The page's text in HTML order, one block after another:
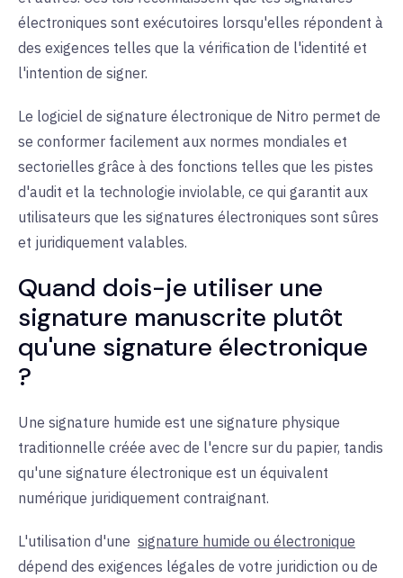
électroniques sont exécutoires lorsqu'elles répondent à
des exigences telles que la vérification de l'identité et
l'intention de signer.
Le logiciel de signature électronique de Nitro permet de
se conformer facilement aux normes mondiales et
sectorielles grâce à des fonctions telles que les pistes
d'audit et la technologie inviolable, ce qui garantit aux
utilisateurs que les signatures électroniques sont sûres
et juridiquement valables.
Quand dois-je utiliser une
signature manuscrite plutôt
qu'une signature électronique
?
Une signature humide est une signature physique
traditionnelle créée avec de l'encre sur du papier, tandis
qu'une signature électronique est un équivalent
numérique juridiquement contraignant.
L'utilisation d'une signature humide ou électronique
dépend des exigences légales de votre juridiction ou de